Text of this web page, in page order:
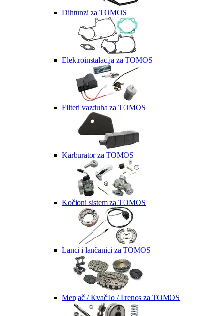
Dihtunzi za TOMOS
Elektroinstalacija za TOMOS
Filteri vazduha za TOMOS
Karburator za TOMOS
Kočioni sistem za TOMOS
Lanci i lančanici za TOMOS
Menjač / Kvačilo / Prenos za TOMOS